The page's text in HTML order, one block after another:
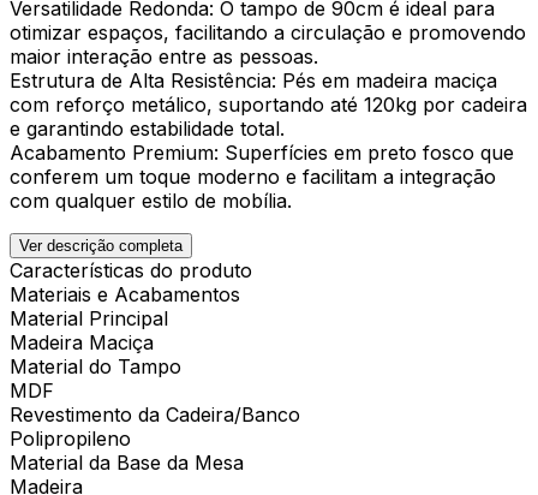
Versatilidade Redonda: O tampo de 90cm é ideal para
otimizar espaços, facilitando a circulação e promovendo
maior interação entre as pessoas.
Estrutura de Alta Resistência: Pés em madeira maciça
com reforço metálico, suportando até 120kg por cadeira
e garantindo estabilidade total.
Acabamento Premium: Superfícies em preto fosco que
conferem um toque moderno e facilitam a integração
com qualquer estilo de mobília.
Ver descrição completa
Características do produto
Materiais e Acabamentos
Material Principal
Madeira Maciça
Material do Tampo
MDF
Revestimento da Cadeira/Banco
Polipropileno
Material da Base da Mesa
Madeira